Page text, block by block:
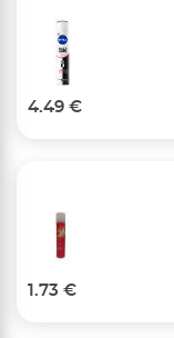
4.49 €
1.73 €